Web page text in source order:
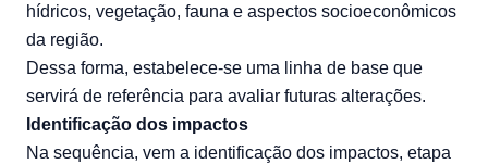
hídricos, vegetação, fauna e aspectos socioeconômicos
da região.
Dessa forma, estabelece-se uma linha de base que
servirá de referência para avaliar futuras alterações.
Identificação dos impactos
Na sequência, vem a identificação dos impactos, etapa